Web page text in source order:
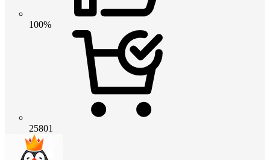
100%
25801